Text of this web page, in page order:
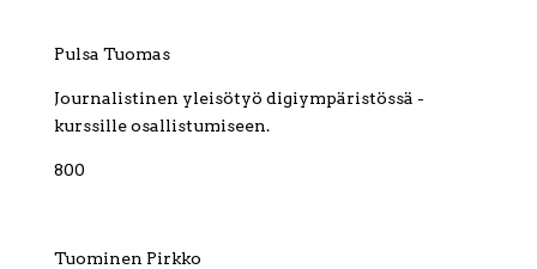
Pulsa Tuomas
Journalistinen yleisötyö digiympäristössä -
kurssille osallistumiseen.
800
Tuominen Pirkko